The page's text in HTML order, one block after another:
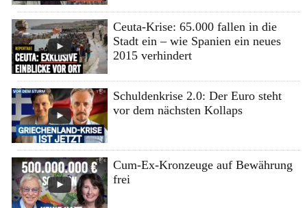
Ceuta-Krise: 65.000 fallen in die
Stadt ein – wie Spanien ein neues
2015 verhindert
Schuldenkrise 2.0: Der Euro steht
vor dem nächsten Kollaps
Cum-Ex-Kronzeuge auf Bewährung
frei